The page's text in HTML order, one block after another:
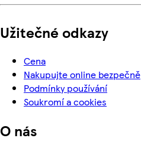
Užitečné odkazy
Cena
Nakupujte online bezpečně
Podmínky používání
Soukromí a cookies
O nás